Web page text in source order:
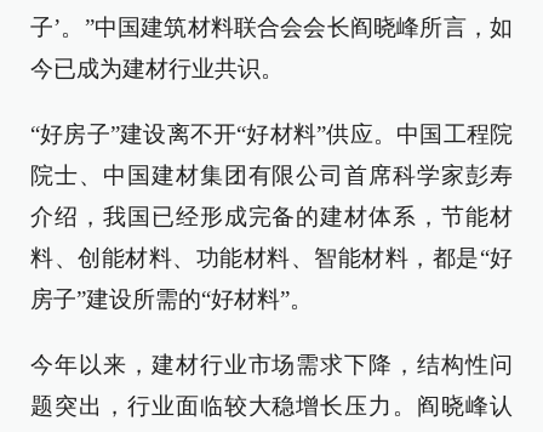
子’。”中国建筑材料联合会会长阎晓峰所言，如
今已成为建材行业共识。
“好房子”建设离不开“好材料”供应。中国工程院
院士、中国建材集团有限公司首席科学家彭寿
介绍，我国已经形成完备的建材体系，节能材
料、创能材料、功能材料、智能材料，都是“好
房子”建设所需的“好材料”。
今年以来，建材行业市场需求下降，结构性问
题突出，行业面临较大稳增长压力。阎晓峰认